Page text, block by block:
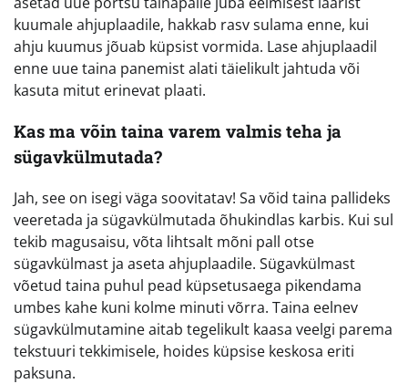
kuumale ahjuplaadile, hakkab rasv sulama enne, kui
ahju kuumus jõuab küpsist vormida. Lase ahjuplaadil
enne uue taina panemist alati täielikult jahtuda või
kasuta mitut erinevat plaati.
Kas ma võin taina varem valmis teha ja
sügavkülmutada?
Jah, see on isegi väga soovitatav! Sa võid taina pallideks
veeretada ja sügavkülmutada õhukindlas karbis. Kui sul
tekib magusaisu, võta lihtsalt mõni pall otse
sügavkülmast ja aseta ahjuplaadile. Sügavkülmast
võetud taina puhul pead küpsetusaega pikendama
umbes kahe kuni kolme minuti võrra. Taina eelnev
sügavkülmutamine aitab tegelikult kaasa veelgi parema
tekstuuri tekkimisele, hoides küpsise keskosa eriti
paksuna.